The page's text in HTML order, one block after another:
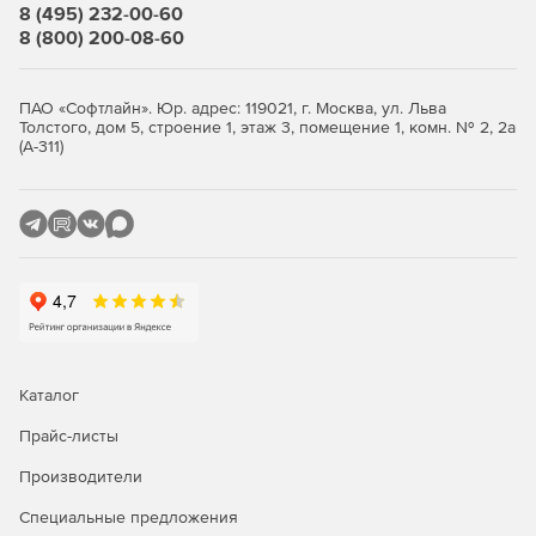
лечения, привязанные к конкретным диагнозам,
договорам на курс лечения или санаторным путевкам.
Электронная медицинская карта
Медицинская карта пациента (амбулаторная карта,
пункты. Информацией из такой электронной
амбулаторной карты могут пользоваться несколько
компьютера. Доступны дополнительные разделы,
например: фотографии и рентгеновские снимки,
одонтопародонтограмма, лабораторные исследования и
лабораторных исследований, регистрацию биоматериала,
регистрация результатов и оформление заключения, учет
8 (495) 232-00-60
8 (800) 200-08-60
ПАО «Софтлайн». Юр. адрес: 119021, г. Москва, ул. Льва
Толстого, дом 5, строение 1, этаж 3, помещение 1, комн. № 2, 2а
(А-311)
Каталог
Прайс-листы
Производители
Специальные предложения